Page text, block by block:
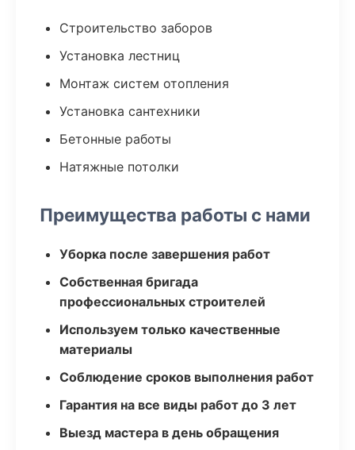
Строительство заборов
Установка лестниц
Монтаж систем отопления
Установка сантехники
Бетонные работы
Натяжные потолки
Преимущества работы с нами
Уборка после завершения работ
Собственная бригада
профессиональных строителей
Используем только качественные
материалы
Соблюдение сроков выполнения работ
Гарантия на все виды работ до 3 лет
Выезд мастера в день обращения